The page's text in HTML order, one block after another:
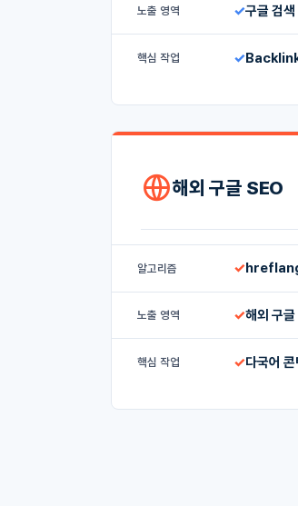
노출 영역 ✓구글 검
핵심 작업 ✓Backlink
해외 구글 SEO
알고리즘 ✓hreflang
노출 영역 ✓해외 구
핵심 작업 ✓다국어